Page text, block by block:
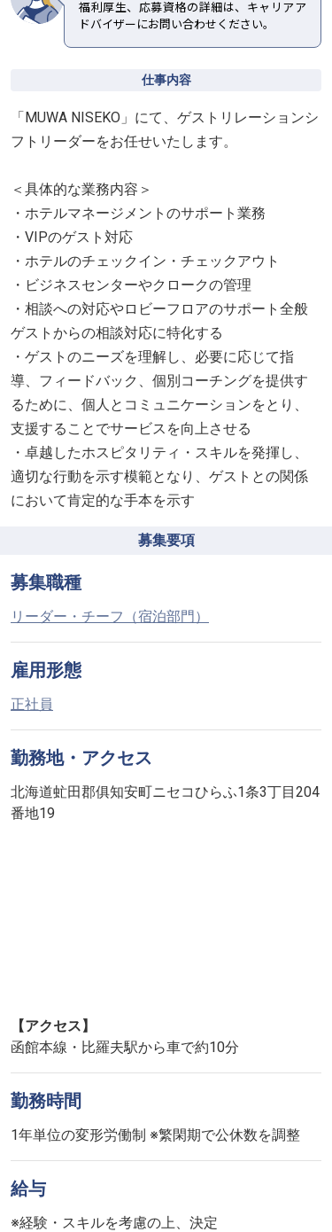
福利厚生、応募資格の詳細は、キャリアア
ドバイザーにお問い合わせください。
仕事内容
「MUWA NISEKO」にて、ゲストリレーションシ
フトリーダーをお任せいたします。
＜具体的な業務内容＞
・ホテルマネージメントのサポート業務
・VIPのゲスト対応
・ホテルのチェックイン・チェックアウト
・ビジネスセンターやクロークの管理
・相談への対応やロビーフロアのサポート全般
ゲストからの相談対応に特化する
・ゲストのニーズを理解し、必要に応じて指
導、フィードバック、個別コーチングを提供す
るために、個人とコミュニケーションをとり、
支援することでサービスを向上させる
・卓越したホスピタリティ・スキルを発揮し、
適切な行動を示す模範となり、ゲストとの関係
において肯定的な手本を示す
募集要項
募集職種
リーダー・チーフ（宿泊部門）
雇用形態
正社員
勤務地・アクセス
北海道虻田郡俱知安町ニセコひらふ1条3丁目204
番地19
【アクセス】
函館本線・比羅夫駅から車で約10分
勤務時間
1年単位の変形労働制 ※繁閑期で公休数を調整
給与
※経験・スキルを考慮の上、決定